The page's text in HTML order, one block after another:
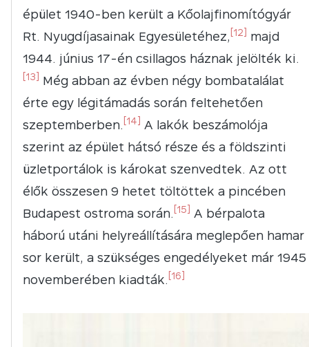
épület 1940-ben került a Kőolajfinomítógyár
Rt. Nyugdíjasainak Egyesületéhez, [12]
majd
1944. június 17-én csillagos háznak jelölték ki.
[13]
Még abban az évben négy bombatalálat
érte egy légitámadás során feltehetően
szeptemberben. [14]
A lakók beszámolója
szerint az épület hátsó része és a földszinti
üzletportálok is károkat szenvedtek. Az ott
élők összesen 9 hetet töltöttek a pincében
Budapest ostroma során. [15]
A bérpalota
háború utáni helyreállítására meglepően hamar
sor került, a szükséges engedélyeket már 1945
novemberében kiadták. [16]